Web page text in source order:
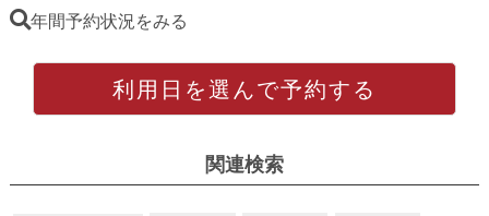
年間予約状況をみる
利用日を選んで予約する
関連検索